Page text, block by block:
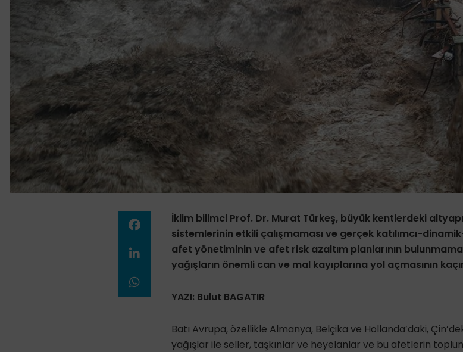
İklim bilimci Prof. Dr. Murat Türkeş, büyük kentlerdeki
sistemlerinin etkili çalışmaması ve gerçek katılımcı-
afet yönetiminin ve afet risk azaltım planlarının
yağışların önemli can ve mal kayıplarına yol açmasının
YAZI: Bulut BAGATIR
Batı Avrupa, özellikle Almanya, Belçika ve Hollanda’daki,
yağışlar ile seller, taşkınlar ve heyelanlar ve bu afetlerin